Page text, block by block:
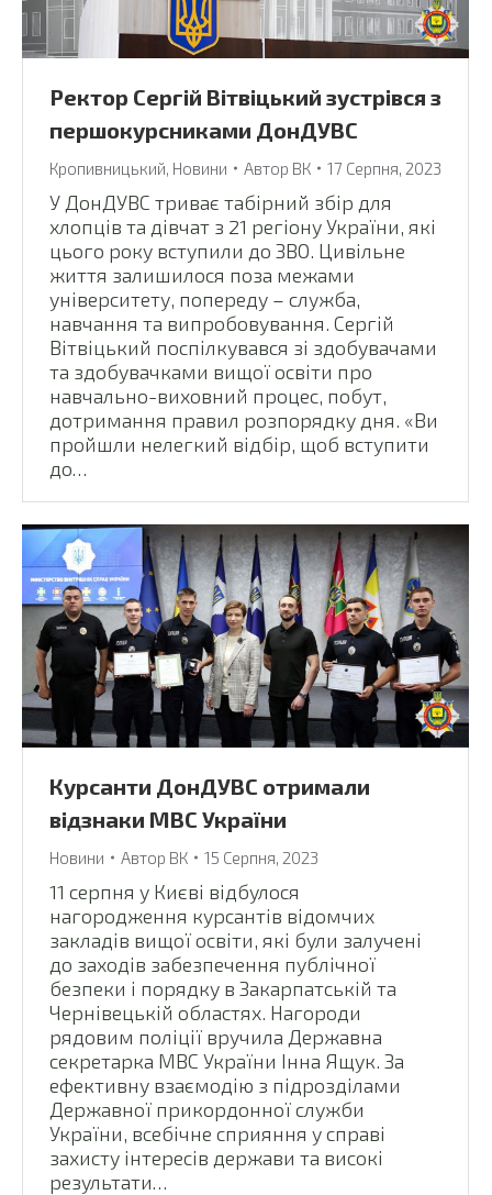
Ректор Сергій Вітвіцький зустрівся з
першокурсниками ДонДУВС
Кропивницький Новини Автор ВК 17 Серпня, 2023
У ДонДУВС триває табірний збір для
хлопців та дівчат з 21 регіону України, які
цього року вступили до ЗВО. Цивільне
життя залишилося поза межами
університету, попереду – служба,
навчання та випробовування. Сергій
Вітвіцький поспілкувався зі здобувачами
та здобувачками вищої освіти про
навчально-виховний процес, побут,
дотримання правил розпорядку дня. «Ви
пройшли нелегкий відбір, щоб вступити
до…
Курсанти ДонДУВС отримали
відзнаки МВС України
Новини Автор ВК 15 Серпня, 2023
11 серпня у Києві відбулося
нагородження курсантів відомчих
закладів вищої освіти, які були залучені
до заходів забезпечення публічної
безпеки і порядку в Закарпатській та
Чернівецькій областях. Нагороди
рядовим поліції вручила Державна
секретарка МВС України Інна Ящук. За
ефективну взаємодію з підрозділами
Державної прикордонної служби
України, всебічне сприяння у справі
захисту інтересів держави та високі
результати…